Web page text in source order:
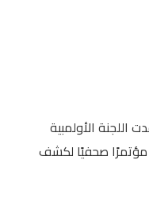
اللجنة الأولمبية
مؤتمرًا صحفيًا لكشف